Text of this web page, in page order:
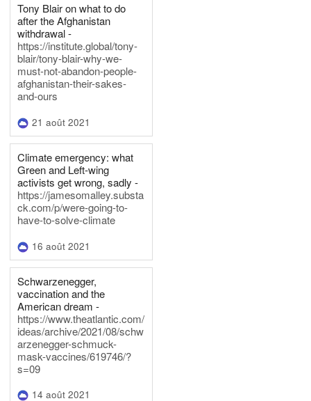
Tony Blair on what to do
after the Afghanistan
withdrawal -
https://institute.global/tony-
blair/tony-blair-why-we-
must-not-abandon-people-
afghanistan-their-sakes-
and-ours
21 août 2021
Climate emergency: what
Green and Left-wing
activists get wrong, sadly -
https://jamesomalley.substa
ck.com/p/were-going-to-
have-to-solve-climate
16 août 2021
Schwarzenegger,
vaccination and the
American dream -
https://www.theatlantic.com/
ideas/archive/2021/08/schw
arzenegger-schmuck-
mask-vaccines/619746/?
s=09
14 août 2021